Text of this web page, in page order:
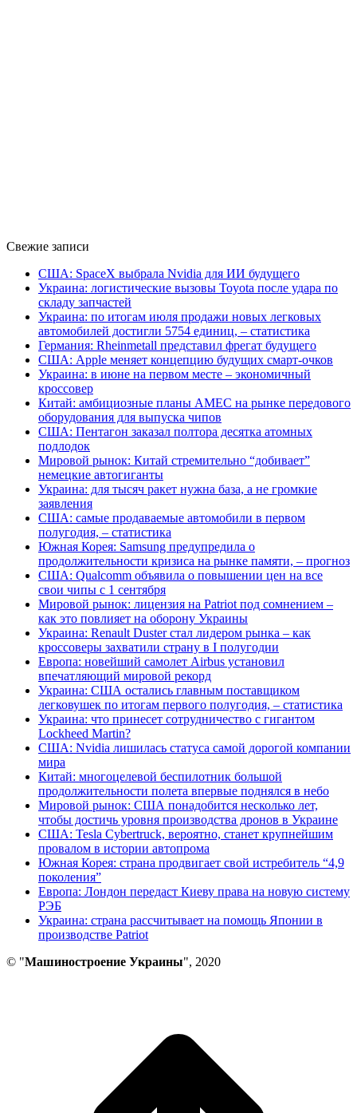
Свежие записи
США: SpaceX выбрала Nvidia для ИИ будущего
Украина: логистические вызовы Toyota после удара по
складу запчастей
Украина: по итогам июля продажи новых легковых
автомобилей достигли 5754 единиц, – статистика
Германия: Rheinmetall представил фрегат будущего
США: Apple меняет концепцию будущих смарт-очков
Украина: в июне на первом месте – экономичный
кроссовер
Китай: амбициозные планы AMEC на рынке передового
оборудования для выпуска чипов
США: Пентагон заказал полтора десятка атомных
подлодок
Мировой рынок: Китай стремительно “добивает”
немецкие автогиганты
Украина: для тысяч ракет нужна база, а не громкие
заявления
США: самые продаваемые автомобили в первом
полугодия, – статистика
Южная Корея: Samsung предупредила о
продолжительности кризиса на рынке памяти, – прогноз
США: Qualcomm объявила о повышении цен на все
свои чипы с 1 сентября
Мировой рынок: лицензия на Patriot под сомнением –
как это повлияет на оборону Украины
Украина: Renault Duster стал лидером рынка – как
кроссоверы захватили страну в I полугодии
Европа: новейший самолет Airbus установил
впечатляющий мировой рекорд
Украина: США остались главным поставщиком
легковушек по итогам первого полугодия, – статистика
Украина: что принесет сотрудничество с гигантом
Lockheed Martin?
США: Nvidia лишилась статуса самой дорогой компании
мира
Китай: многоцелевой беспилотник большой
продолжительности полета впервые поднялся в небо
Мировой рынок: США понадобится несколько лет,
чтобы достичь уровня производства дронов в Украине
США: Tesla Cybertruck, вероятно, станет крупнейшим
провалом в истории автопрома
Южная Корея: страна продвигает свой истребитель “4,9
поколения”
Европа: Лондон передаст Киеву права на новую систему
РЭБ
Украина: страна рассчитывает на помощь Японии в
производстве Patriot
© "Машиностроение Украины", 2020